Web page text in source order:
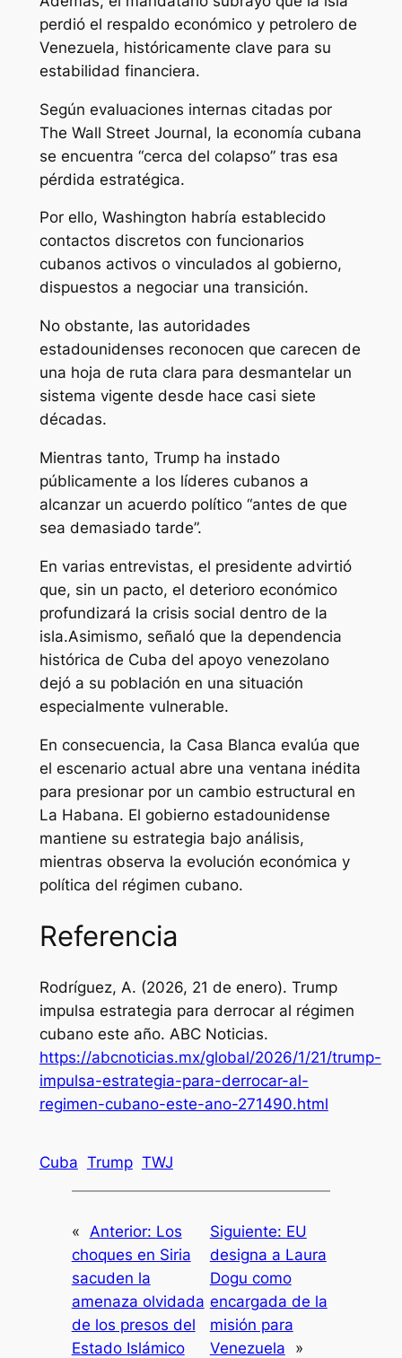
perdió el respaldo económico y petrolero de
Venezuela, históricamente clave para su
estabilidad financiera.
Según evaluaciones internas citadas por
The Wall Street Journal, la economía cubana
se encuentra “cerca del colapso” tras esa
pérdida estratégica.
Por ello, Washington habría establecido
contactos discretos con funcionarios
cubanos activos o vinculados al gobierno,
dispuestos a negociar una transición.
No obstante, las autoridades
estadounidenses reconocen que carecen de
una hoja de ruta clara para desmantelar un
sistema vigente desde hace casi siete
décadas.
Mientras tanto, Trump ha instado
públicamente a los líderes cubanos a
alcanzar un acuerdo político “antes de que
sea demasiado tarde”.
En varias entrevistas, el presidente advirtió
que, sin un pacto, el deterioro económico
profundizará la crisis social dentro de la
isla.Asimismo, señaló que la dependencia
histórica de Cuba del apoyo venezolano
dejó a su población en una situación
especialmente vulnerable.
En consecuencia, la Casa Blanca evalúa que
el escenario actual abre una ventana inédita
para presionar por un cambio estructural en
La Habana. El gobierno estadounidense
mantiene su estrategia bajo análisis,
mientras observa la evolución económica y
política del régimen cubano.
Referencia
Rodríguez, A. (2026, 21 de enero). Trump
impulsa estrategia para derrocar al régimen
cubano este año. ABC Noticias.
https://abcnoticias.mx/global/2026/1/21/trump-
impulsa-estrategia-para-derrocar-al-
regimen-cubano-este-ano-271490.html
Cuba Trump TWJ
« Anterior: Los
choques en Siria
sacuden la
amenaza olvidada
de los presos del
Estado Islámico
Siguiente: EU
designa a Laura
Dogu como
encargada de la
misión para
Venezuela
»